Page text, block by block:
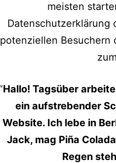
meisten
Datenschutzerklärung
potenziellen Besuchern
Hallo! Tagsüber
ein aufstrebender
Website. Ich lebe in
Jack, mag Piña
Regen